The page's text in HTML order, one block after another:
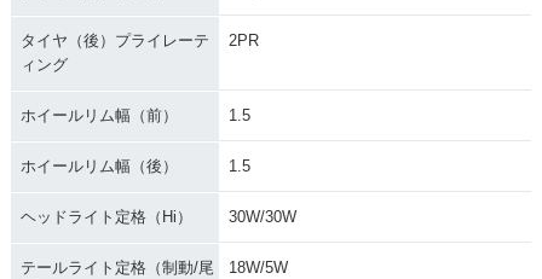
タイヤ（後）プライレーテ
ィング
2PR
ホイールリム幅（前） 1.5
ホイールリム幅（後） 1.5
ヘッドライト定格（Hi） 30W/30W
テールライト定格（制動/尾
18W/5W